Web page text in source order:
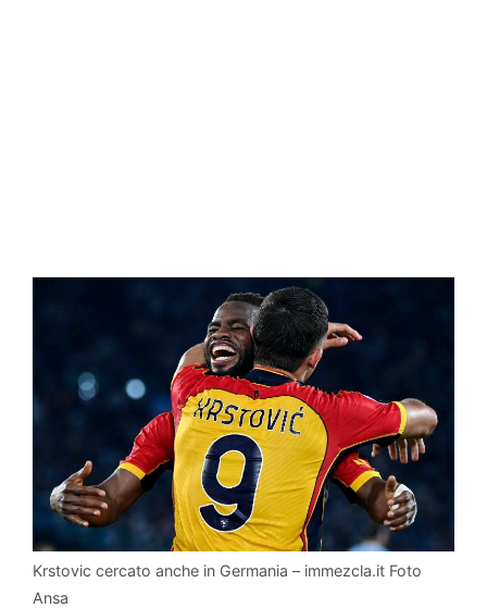
Krstovic cercato anche in Germania – immezcla.it Foto
Ansa